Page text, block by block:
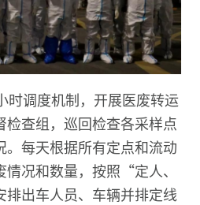
时调度机制，开展医废转运
检查组，巡回检查各采样点
。每天根据所有定点和流动
况和数量，按照“定人、
出车人员、车辆并排定线